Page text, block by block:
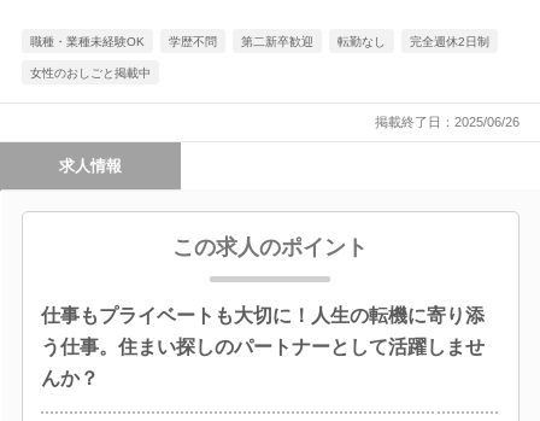
職種・業種未経験OK 学歴不問 第二新卒歓迎 転勤なし 完全週休2日制
女性のおしごと掲載中
掲載終了日：2025/06/26
求人情報
この求人のポイント
仕事もプライベートも大切に！人生の転機に寄り添
う仕事。住まい探しのパートナーとして活躍しませ
んか？